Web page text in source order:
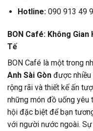
Hotline:090 913 49
BON Café: Không Gian
Tế
BON Café là một trong
Anh Sài Gòn được nhiều
rộng rãi và thiết kế ấn
những món đồ uống yêu
hội đặc biệt để bạn
với người nước ngoài.